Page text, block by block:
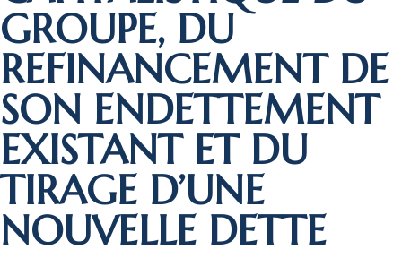
GROUPE, DU
REFINANCEMENT DE
SON ENDETTEMENT
EXISTANT ET DU
TIRAGE D’UNE
NOUVELLE DETTE